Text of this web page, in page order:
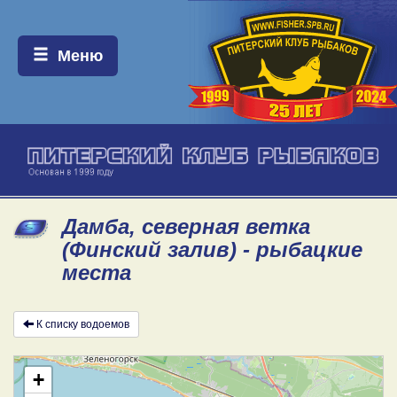
Меню:
Меню
Дамба, северная ветка
(Финский залив) - рыбацкие
места
К списку водоемов
+